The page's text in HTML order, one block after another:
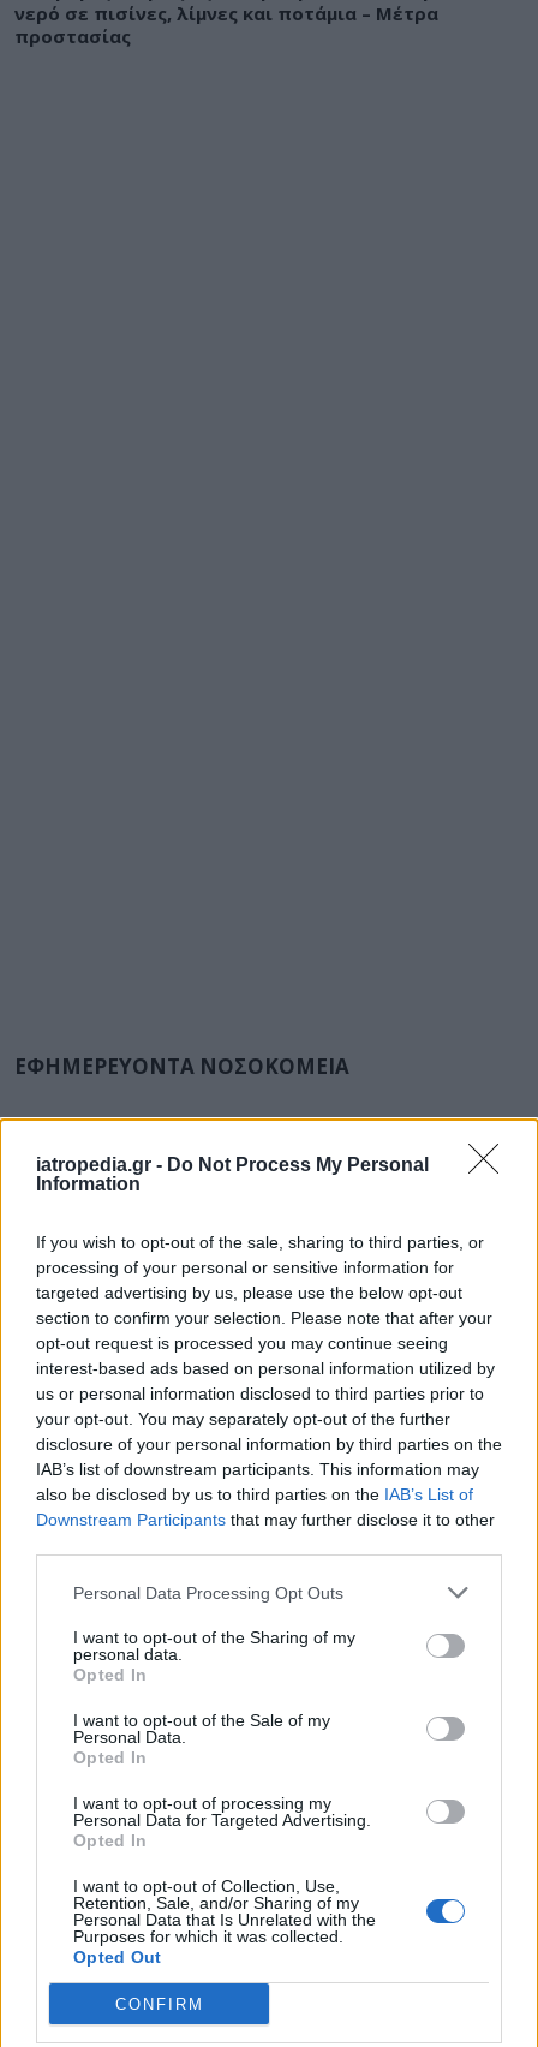
iatropedia.gr - Do Not Process My Personal
Information
If you wish to opt-out of the sale, sharing to third parties, or
processing of your personal or sensitive information for
targeted advertising by us, please use the below opt-out
section to confirm your selection. Please note that after your
opt-out request is processed you may continue seeing
interest-based ads based on personal information utilized by
us or personal information disclosed to third parties prior to
your opt-out. You may separately opt-out of the further
disclosure of your personal information by third parties on the
IAB’s list of downstream participants. This information may
also be disclosed by us to third parties on the IAB’s List of
Downstream Participants that may further disclose it to other
Personal Data Processing Opt Outs
I want to opt-out of the Sharing of my
personal data.
Opted In
I want to opt-out of the Sale of my
Personal Data.
Opted In
I want to opt-out of processing my
Personal Data for Targeted Advertising.
Opted In
I want to opt-out of Collection, Use,
Retention, Sale, and/or Sharing of my
Personal Data that Is Unrelated with the
Purposes for which it was collected.
Opted Out
CONFIRM
νερό σε πισίνες, λίμνες και ποτάμια – Μέτρα
προστασίας
ΕΦΗΜΕΡΕΥΟΝΤΑ ΝΟΣΟΚΟΜΕΙΑ